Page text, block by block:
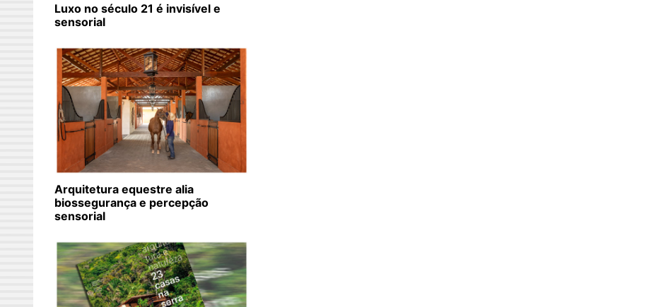
Luxo no século 21 é invisível e
sensorial
Arquitetura equestre alia
biossegurança e percepção
sensorial